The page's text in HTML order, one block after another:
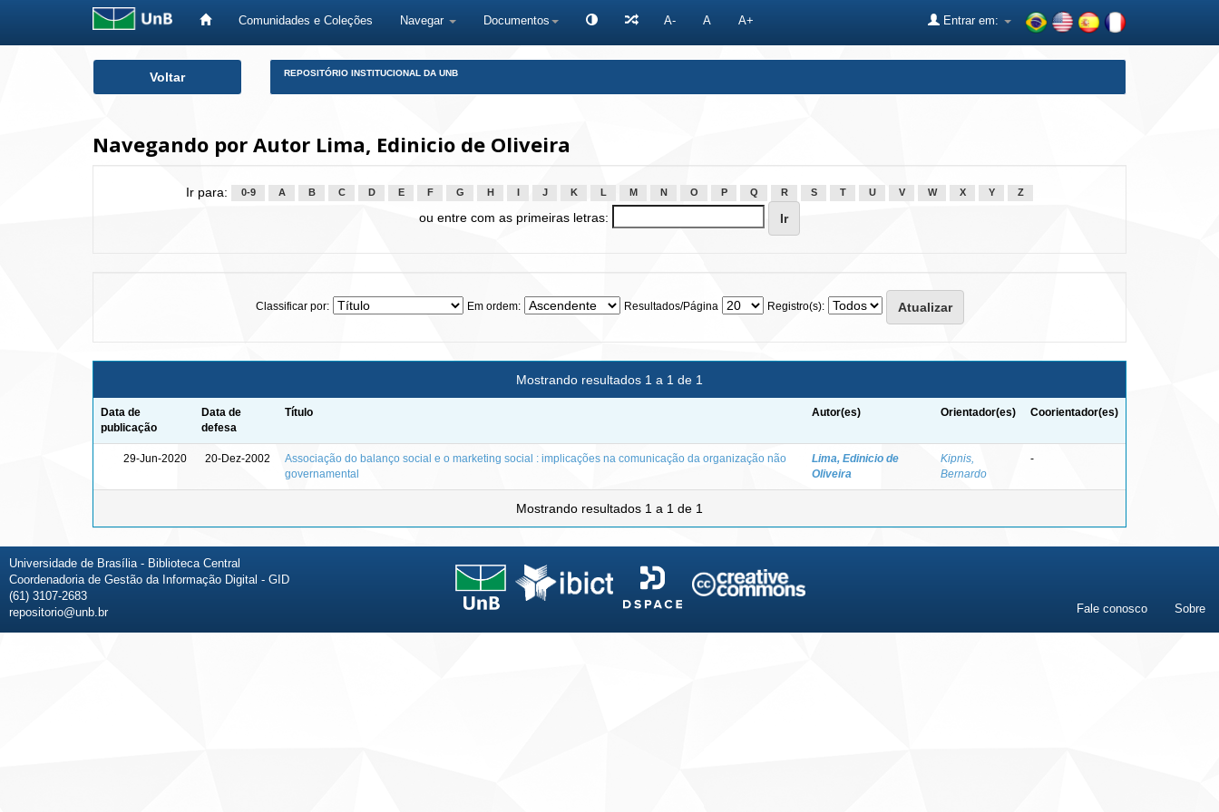
Comunidades e Coleções Navegar Documentos A- A A+ Entrar em:
Voltar REPOSITÓRIO INSTITUCIONAL DA UNB
Navegando por Autor Lima, Edinicio de Oliveira
Ir para: 0-9 A B C D E F G H J K L M N O P Q R S T U V W X Y Z
ou entre com as primeiras letras:
Classificar por: Em ordem: Resultados/Página Registro(s):
Mostrando resultados 1 a 1 de 1
Data de
publicação
Data de
defesa
Título Autor(es) Orientador(es) Coorientador(es)
29-Jun-2020 20-Dez-2002
Associação do balanço social e o marketing social : implicações na comunicação da organização não
governamental
Lima, Edinicio de
Oliveira
Kipnis,
Bernardo
-
Mostrando resultados 1 a 1 de 1
Universidade de Brasília - Biblioteca Central
Coordenadoria de Gestão da Informação Digital - GID
(61) 3107-2683
repositorio@unb.br
Fale conosco Sobre